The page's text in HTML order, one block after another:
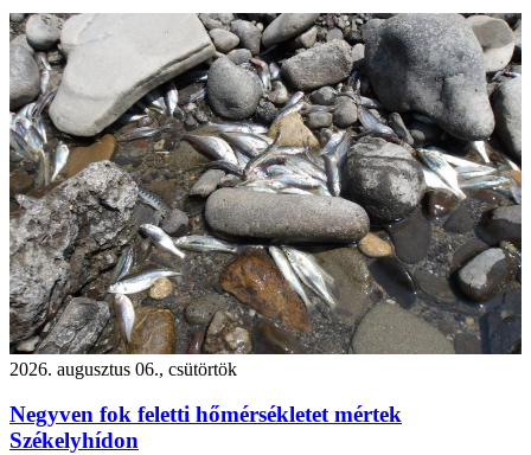
2026. augusztus 06., csütörtök
Negyven fok feletti hőmérsékletet mértek
Székelyhídon